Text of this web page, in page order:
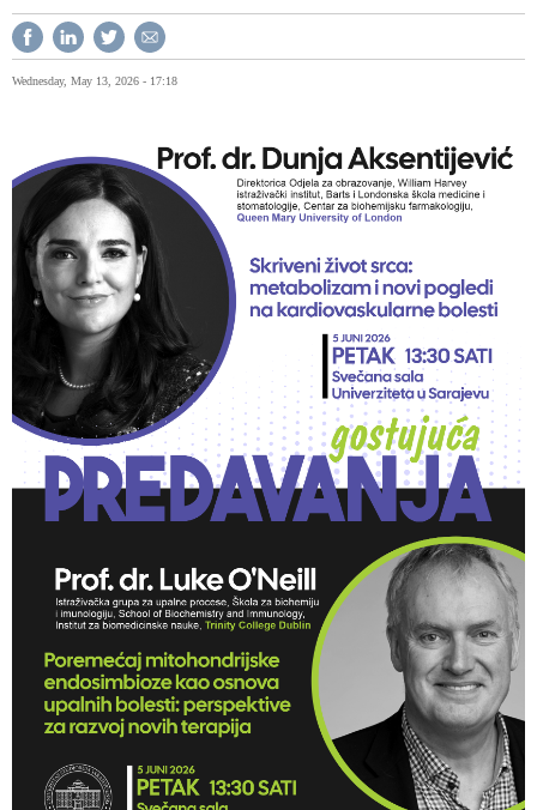
Wednesday, May 13, 2026 - 17:18